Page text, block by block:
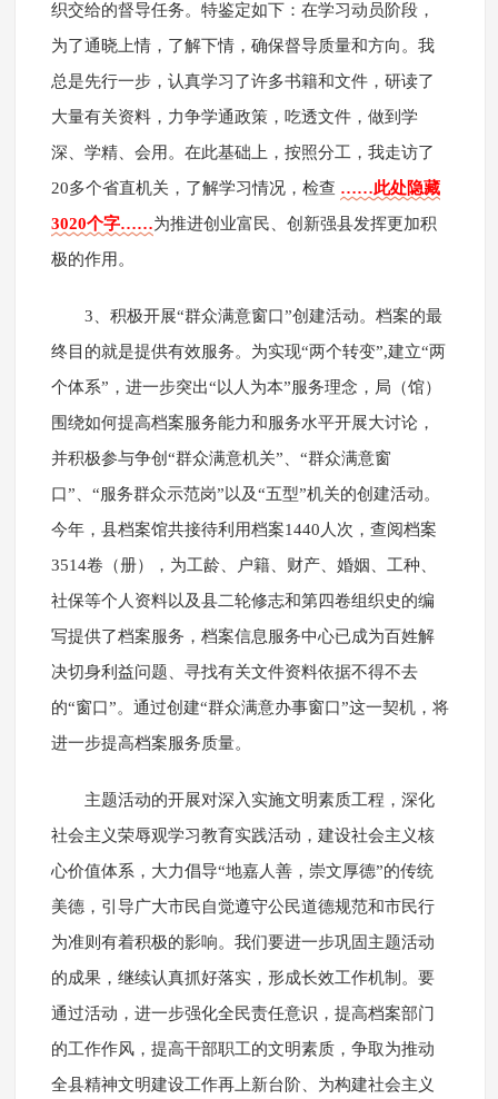
织交给的督导任务。特鉴定如下：在学习动员阶段，
为了通晓上情，了解下情，确保督导质量和方向。我
总是先行一步，认真学习了许多书籍和文件，研读了
大量有关资料，力争学通政策，吃透文件，做到学
深、学精、会用。在此基础上，按照分工，我走访了
20多个省直机关，了解学习情况，检查 ……此处隐藏
3020个字……为推进创业富民、创新强县发挥更加积
极的作用。
3、积极开展“群众满意窗口”创建活动。档案的最
终目的就是提供有效服务。为实现“两个转变”,建立“两
个体系”，进一步突出“以人为本”服务理念，局（馆）
围绕如何提高档案服务能力和服务水平开展大讨论，
并积极参与争创“群众满意机关”、“群众满意窗
口”、“服务群众示范岗”以及“五型”机关的创建活动。
今年，县档案馆共接待利用档案1440人次，查阅档案
3514卷（册），为工龄、户籍、财产、婚姻、工种、
社保等个人资料以及县二轮修志和第四卷组织史的编
写提供了档案服务，档案信息服务中心已成为百姓解
决切身利益问题、寻找有关文件资料依据不得不去
的“窗口”。通过创建“群众满意办事窗口”这一契机，将
进一步提高档案服务质量。
主题活动的开展对深入实施文明素质工程，深化
社会主义荣辱观学习教育实践活动，建设社会主义核
心价值体系，大力倡导“地嘉人善，崇文厚德”的传统
美德，引导广大市民自觉遵守公民道德规范和市民行
为准则有着积极的影响。我们要进一步巩固主题活动
的成果，继续认真抓好落实，形成长效工作机制。要
通过活动，进一步强化全民责任意识，提高档案部门
的工作作风，提高干部职工的文明素质，争取为推动
全县精神文明建设工作再上新台阶、为构建社会主义